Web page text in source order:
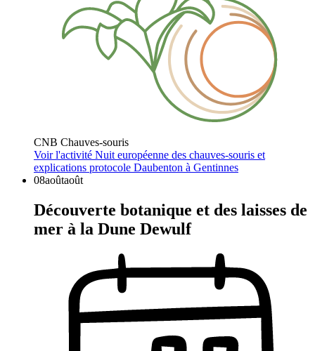
CNB Chauves-souris
Voir l'activité Nuit européenne des chauves-souris et
explications protocole Daubenton à Gentinnes
08aoûtaoût
Découverte botanique et des laisses de
mer à la Dune Dewulf